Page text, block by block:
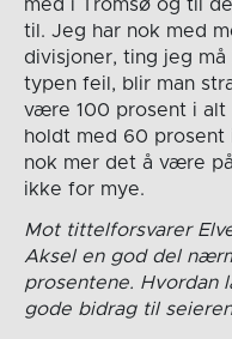
med i Tromsø og til
til. Jeg har nok med
divisjoner, ting jeg
typen feil, blir man
være 100 prosent i alt
holdt med 60 prosent
nok mer det å være
ikke for mye.
Mot tittelforsvarer
Aksel en god del
prosentene. Hvordan
gode bidrag til